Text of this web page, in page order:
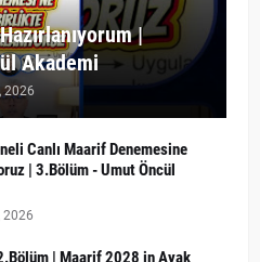
|
Akademi
2026
Canlı Maarif Denemesine
| 3.Bölüm - Umut Öncül
2026
| Maarif 2028 in Ayak